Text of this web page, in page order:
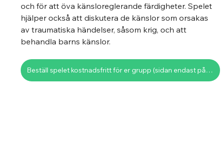
och för att öva känsloreglerande färdigheter. Spelet
hjälper också att diskutera de känslor som orsakas
av traumatiska händelser, såsom krig, och att
behandla barns känslor.
Beställ spelet kostnadsfritt för er grupp (sidan endast på finska)